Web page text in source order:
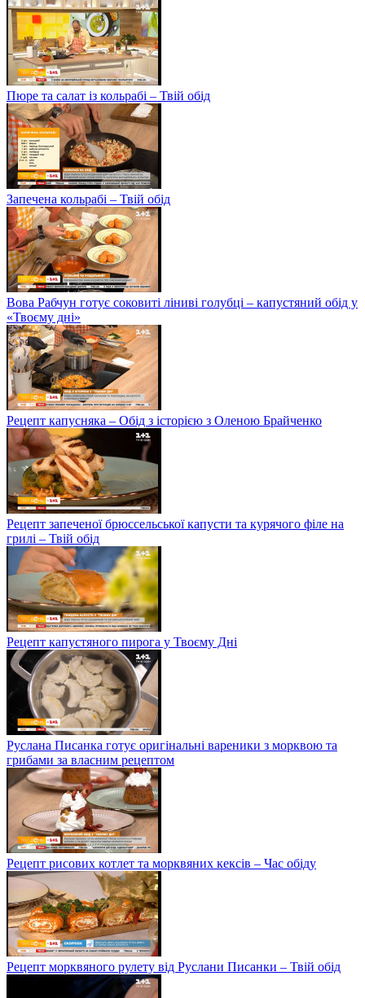
Пюре та салат із кольрабі – Твій обід
Запечена кольрабі – Твій обід
Вова Рабчун готує соковиті ліниві голубці – капустяний обід у
«Твоєму дні»
Рецепт капусняка – Обід з історією з Оленою Брайченко
Рецепт запеченої брюссельської капусти та курячого філе на
грилі – Твій обід
Рецепт капустяного пирога у Твоєму Дні
Руслана Писанка готує оригінальні вареники з морквою та
грибами за власним рецептом
Рецепт рисових котлет та морквяних кексів – Час обіду
Рецепт морквяного рулету від Руслани Писанки – Твій обід